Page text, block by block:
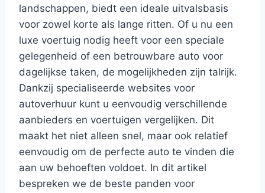
landschappen, biedt een ideale uitvalsbasis
voor zowel korte als lange ritten. Of u nu een
luxe voertuig nodig heeft voor een speciale
gelegenheid of een betrouwbare auto voor
dagelijkse taken, de mogelijkheden zijn talrijk.
Dankzij specialiseerde websites voor
autoverhuur kunt u eenvoudig verschillende
aanbieders en voertuigen vergelijken. Dit
maakt het niet alleen snel, maar ook relatief
eenvoudig om de perfecte auto te vinden die
aan uw behoeften voldoet. In dit artikel
bespreken we de beste panden voor